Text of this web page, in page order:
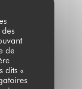
de
dits «
37 €. //
NOUVELLE FENÊTRE))